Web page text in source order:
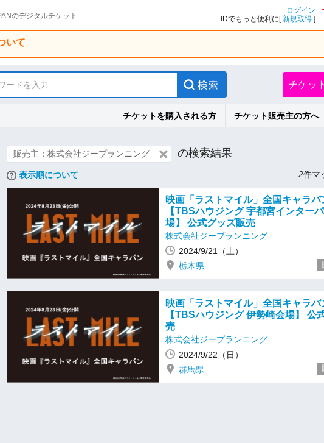
のデジタルチケット
ログイン
IDでもっと便利に[新規取得 ]
いて
ードを入力 チケッ
チケットを購入される方 チケット販売主の方へ
販売主：株式会社ジープランニング の検索結果
表示順について 2件マ
映画「ラストマイル」全国キャラ
【TBSハウジング 宇都宮インター
場】 公式グッズ販売
株式会社ジープランニング
2024/9/21（土）
栃木県
映画「ラストマイル」全国キャラ
【TBSハウジング 伊勢崎会場】 公
売
株式会社ジープランニング
2024/9/22（日）
群馬県